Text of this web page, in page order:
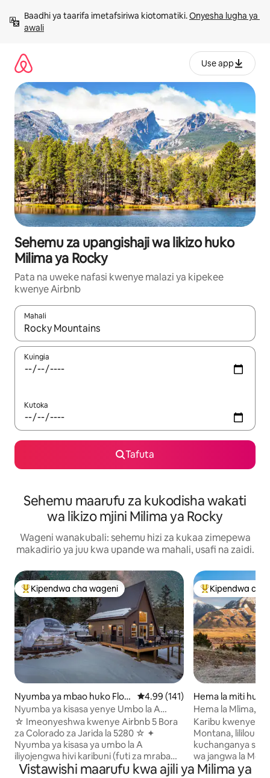
kwenda
kwenye
Baadhi ya taarifa imetafsiriwa kiotomatiki. Onyesha lugha ya
awali
Use app
Sehemu za upangishaji wa likizo huko
Milima ya Rocky
Pata na uweke nafasi kwenye malazi ya kipekee
kwenye Airbnb
Mahali
Wakati matokeo yanapatikana, vinjari kwa kutumia vitufe vya
Kuingia
Kutoka
Tafuta
Sehemu maarufu za kukodisha wakati
wa likizo mjini Milima ya Rocky
Wageni wanakubali: sehemu hizi za kukaa zimepewa
makadirio ya juu kwa upande wa mahali, usafi na zaidi.
Kipendwa maarufu cha wageni
Kipendwa cha wageni
Nyumba ya mbao huko Flori
ssant
Ukadiriaji wa wastani wa 4.99
4.99 (141)
Nyumba ya kisasa yenye Umbo la A
yenye Beseni la Maji Moto + Kuba ya
Kutazama Nyota
☆ Imeonyeshwa kwenye Airbnb 5 Bora
za Colorado za Jarida la 5280 ☆ ✦
Nyumba ya kisasa ya umbo la A
iliyojengwa hivi karibuni (futi za mraba
750) katika Eneo la Pikes Peak ✦ Vyumba
Kipendwa
Kipendwa cha
Hema la miti
Hema la Mlima,
Escape
Karibu kwenye
Montana,
kuchanganya
wa jangwa la
kwenye
Vistawishi maarufu kwa ajili ya Milima ya